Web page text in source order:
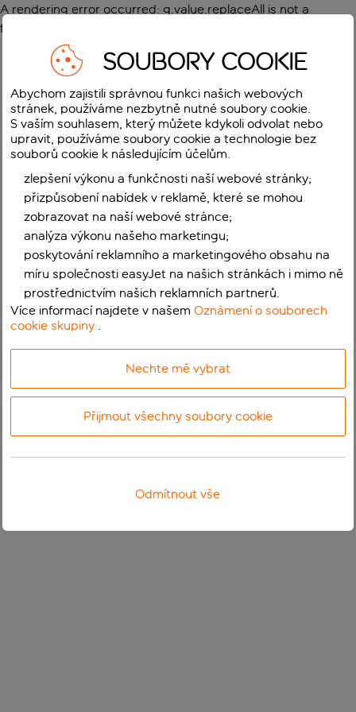
A rendering error occurred: g.value.replaceAll is not a
function
SOUBORY COOKIE
Abychom zajistili správnou funkci našich webových
stránek, používáme nezbytně nutné soubory cookie.
S vaším souhlasem, který můžete kdykoli odvolat nebo
upravit, používáme soubory cookie a technologie bez
souborů cookie k následujícím účelům.
zlepšení výkonu a funkčnosti naší webové stránky;
přizpůsobení nabídek v reklamě, které se mohou
zobrazovat na naší webové stránce;
analýza výkonu našeho marketingu;
poskytování reklamního a marketingového obsahu na
míru společnosti easyJet na našich stránkách i mimo ně
prostřednictvím našich reklamních partnerů.
Více informací najdete v našemOznámení o souborech
cookie skupiny .
Nechte mě vybrat
Přijmout všechny soubory cookie
Odmítnout vše